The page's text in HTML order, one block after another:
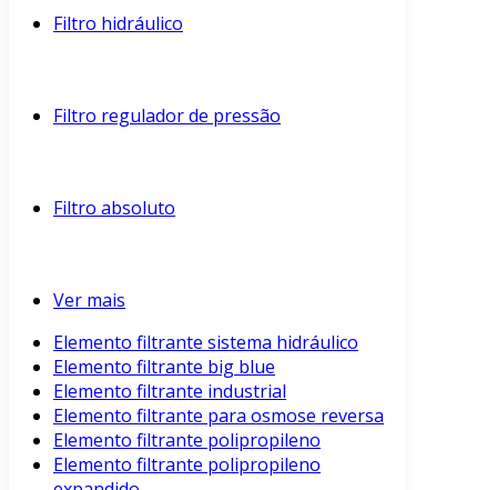
Filtro hidráulico
Filtro regulador de pressão
Filtro absoluto
Ver mais
Elemento filtrante sistema hidráulico
Elemento filtrante big blue
Elemento filtrante industrial
Elemento filtrante para osmose reversa
Elemento filtrante polipropileno
Elemento filtrante polipropileno